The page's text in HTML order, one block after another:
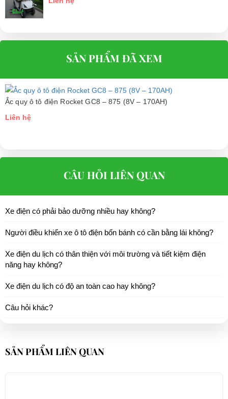
SẢN PHẨM ĐÃ XEM
Ắc quy ô tô điện Rocket GC8 – 875 (8V – 170AH)
Liên hệ
CÂU HỎI LIÊN QUAN
Xe điện có phải bảo dưỡng nhiều hay không?
Người điều khiển xe ô tô điện bốn bánh có cần bằng lái không?
Xe điện du lịch có thân thiện với môi trường và tiết kiệm điện
năng hay không?
Xe điện du lịch có độ an toàn cao hay không?
Câu hỏi khác?
SẢN PHẨM LIÊN QUAN